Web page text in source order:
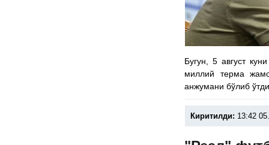
Бугун, 5 август
миллий терма
анжумани бўлиб
Киритилди: 13:42